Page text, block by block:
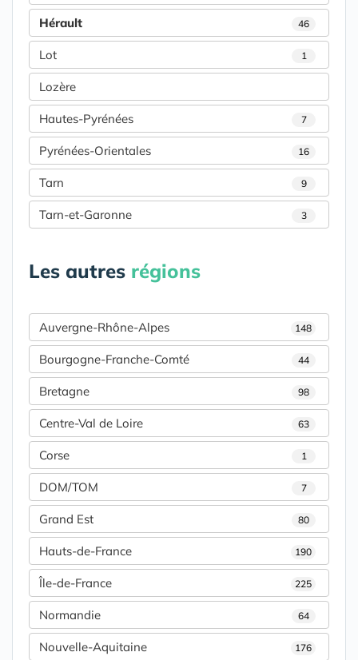
Hérault 46
Lot 1
Lozère
Hautes-Pyrénées 7
Pyrénées-Orientales 16
Tarn 9
Tarn-et-Garonne 3
Les autres régions
Auvergne-Rhône-Alpes 148
Bourgogne-Franche-Comté 44
Bretagne 98
Centre-Val de Loire 63
Corse 1
DOM/TOM 7
Grand Est 80
Hauts-de-France 190
Île-de-France 225
Normandie 64
Nouvelle-Aquitaine 176